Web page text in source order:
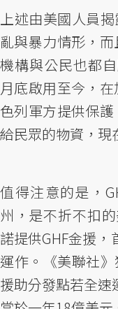
上述由美國人員
亂與暴力情形，
機構與公民也都
月底啟用至今，
色列軍方提供保
給民眾的物資，現
值得注意的是，
州，是不折不扣
諾提供GHF金援，
運作。《美聯社
援助分發點若全